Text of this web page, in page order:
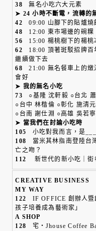
38無名小吃六大元素
➤ 24 小時不斷電，流轉的
4209:00 山腳下的貼爐
48 12:00 東市場邊的碗
56 15:00 楊桃樹下的楊
62 18:00 頂著斑駁招牌
繼續做下去
6821:00 無名餐車上的
會好
➤ 我的無名小吃
73 ○基隆 沈軒毅 ○台北
○台中 林楷倫 ○彰化 施清
○台南 謝仕淵 ○高雄 吳若
➤ 當我們在討論小吃時
105 小吃對我而言，是
108
當米其林指南登陸台
亡之吻？
112 新世代的新小吃｜街
CREATIVE BUSINESS
MY WAY
122 IF OFFICE 創辦人暨
孩子培養成為藝術家」
A SHOP
128
宅・Jhouse Coffee